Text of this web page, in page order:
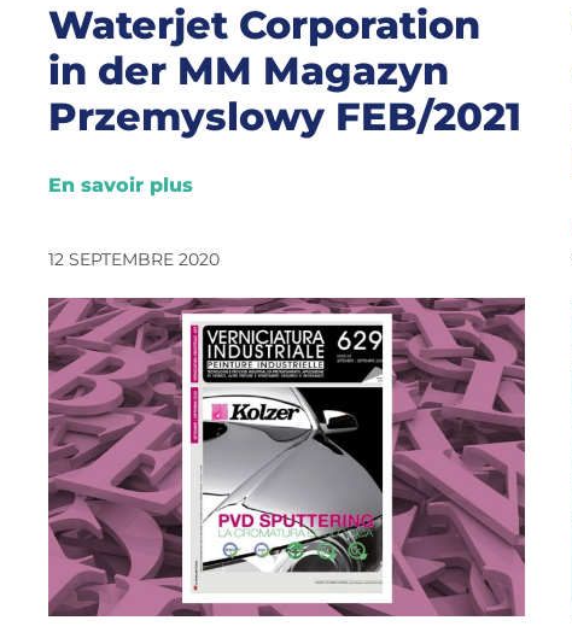
Waterjet Corporation
in der MM Magazyn
Przemyslowy FEB/2021
En savoir plus
12 SEPTEMBRE 2020